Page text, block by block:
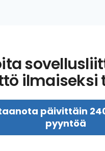
ilmaiseksi
päivittäin
pyyntöä